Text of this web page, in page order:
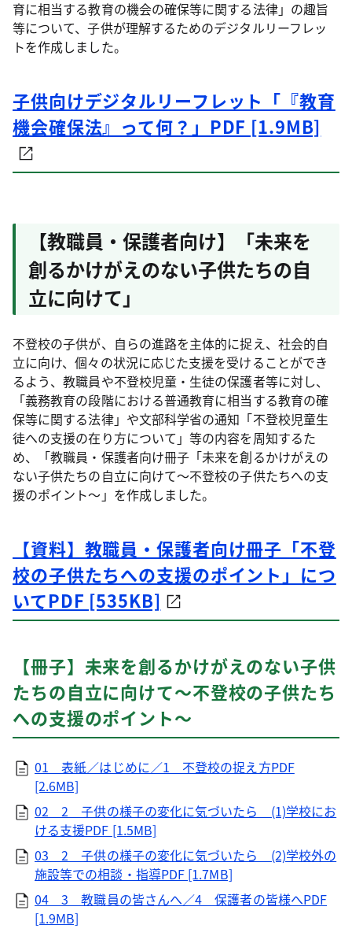
育に相当する教育の機会の確保等に関する法律」の趣旨
等について、子供が理解するためのデジタルリーフレッ
トを作成しました。
子供向けデジタルリーフレット「『教育
機会確保法』って何？」PDF [1.9MB]
【教職員・保護者向け】「未来を
創るかけがえのない子供たちの自
立に向けて」
不登校の子供が、自らの進路を主体的に捉え、社会的自
立に向け、個々の状況に応じた支援を受けることができ
るよう、教職員や不登校児童・生徒の保護者等に対し、
「義務教育の段階における普通教育に相当する教育の確
保等に関する法律」や文部科学省の通知「不登校児童生
徒への支援の在り方について」等の内容を周知するた
め、「教職員・保護者向け冊子「未来を創るかけがえの
ない子供たちの自立に向けて～不登校の子供たちへの支
援のポイント～」を作成しました。
【資料】教職員・保護者向け冊子「不登
校の子供たちへの支援のポイント」につ
いてPDF [535KB]
【冊子】未来を創るかけがえのない子供
たちの自立に向けて～不登校の子供たち
への支援のポイント～
01 表紙／はじめに／1 不登校の捉え方PDF
[2.6MB]
02 2 子供の様子の変化に気づいたら (1)学校にお
ける支援PDF [1.5MB]
03 2 子供の様子の変化に気づいたら (2)学校外の
施設等での相談・指導PDF [1.7MB]
04 3 教職員の皆さんへ／4 保護者の皆様へPDF
[1.9MB]